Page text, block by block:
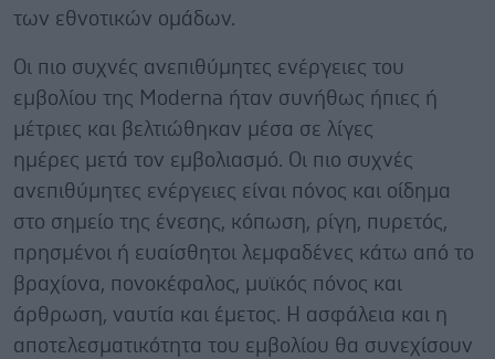
των εθνοτικών ομάδων.
Οι πιο συχνές ανεπιθύμητες ενέργειες του
εμβολίου της Moderna ήταν συνήθως ήπιες ή
μέτριες και βελτιώθηκαν μέσα σε λίγες
ημέρες μετά τον εμβολιασμό. Οι πιο συχνές
ανεπιθύμητες ενέργειες είναι πόνος και οίδημα
στο σημείο της ένεσης, κόπωση, ρίγη, πυρετός,
πρησμένοι ή ευαίσθητοι λεμφαδένες κάτω από το
βραχίονα, πονοκέφαλος, μυϊκός πόνος και
άρθρωση, ναυτία και έμετος. Η ασφάλεια και η
αποτελεσματικότητα του εμβολίου θα συνεχίσουν